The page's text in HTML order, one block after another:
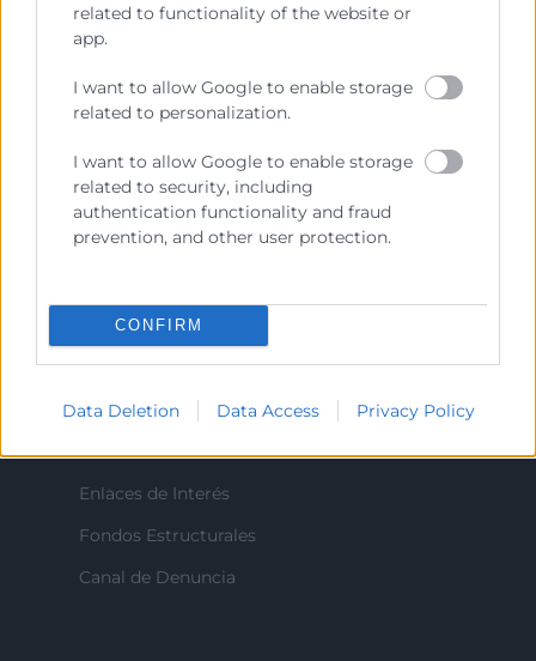
related to functionality of the website or
app.
I want to allow Google to enable storage
related to personalization.
I want to allow Google to enable storage
related to security, including
authentication functionality and fraud
prevention, and other user protection.
CONFIRM
Data Deletion Data Access Privacy Policy
Ejercitar las competencias de carácter público
previstas en la Ley, o que puedan encomendar y
Sobre la Cámara
Perfil del contratante
Transparencia
Precio mesa citricos
Enlaces de Interés
Fondos Estructurales
Canal de Denuncia